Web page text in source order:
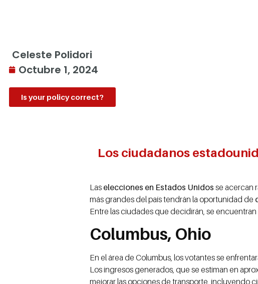
Celeste Polidori
Octubre 1, 2024
Is your policy correct?
Los ciudadanos
Las elecciones en Estados Unidos se acercan
más grandes del país tendrán la oportunidad de
Entre las ciudades que decidirán, se encuentran
Columbus, Ohio
En el área de Columbus, los votantes se
Los ingresos generados, que se estiman en
mejorar las opciones de transporte, incluyendo